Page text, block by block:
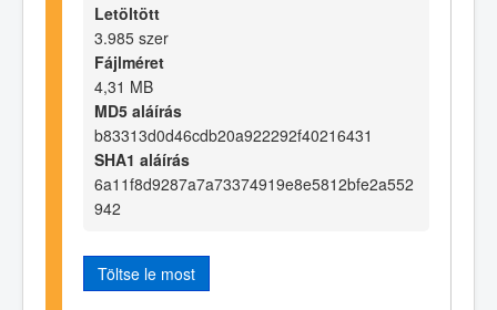
Letöltött
3.985 szer
Fájlméret
4,31 MB
MD5 aláírás
b83313d0d46cdb20a922292f40216431
SHA1 aláírás
6a11f8d9287a7a73374919e8e5812bfe2a552
942
Töltse le most